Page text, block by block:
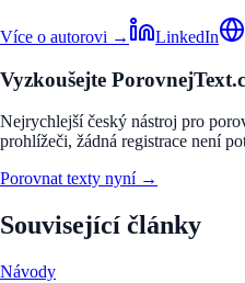
Více o autorovi → LinkedIn
Vyzkoušejte
Nejrychlejší český nástroj pro
prohlížeči, žádná registrace není
Porovnat texty nyní →
Související články
Návody